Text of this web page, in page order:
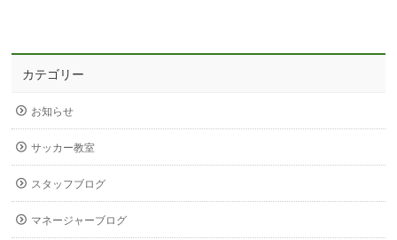
カテゴリー
お知らせ
サッカー教室
スタッフブログ
マネージャーブログ